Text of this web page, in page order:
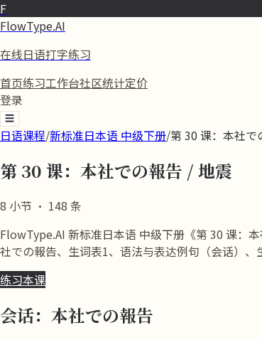
F
FlowType.AI
在线日语打字练习
首页练习工作台社区统计定价
登录
☰
日语课程/新标准日本语 中级下册/第 30 课：本社
第 30 课：本社での報告 / 地震
8 小节 · 148 条
FlowType.AI 新标准日本语 中级下册《第 30 课：
社での報告、生词表1、语法与表达例句（会话）、
练习本课
会话：本社での報告